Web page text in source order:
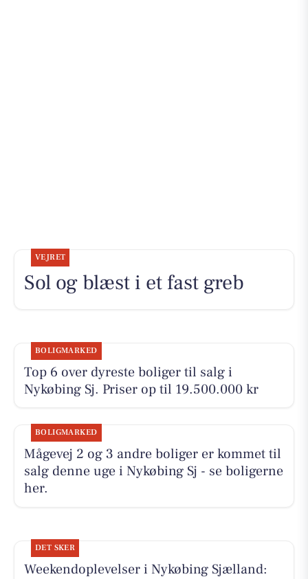
VEJRET
Sol og blæst i et fast greb
BOLIGMARKED
Top 6 over dyreste boliger til salg i
Nykøbing Sj. Priser op til 19.500.000 kr
BOLIGMARKED
Mågevej 2 og 3 andre boliger er kommet til
salg denne uge i Nykøbing Sj - se boligerne
her.
DET SKER
Weekendoplevelser i Nykøbing Sjælland: